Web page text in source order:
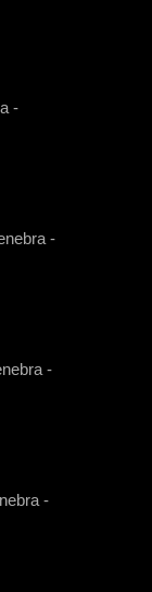
-
-
-
-